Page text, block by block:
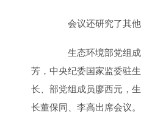
会议还研究了其他
生态环境部党组成
芳，中央纪委国家监委驻
长、部党组成员廖西元，
长董保同、李高出席会议。